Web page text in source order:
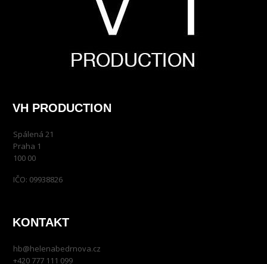
VH PRODUCTION
Spálená 21
Praha 1
100 00
IČO: 09938826
KONTAKT
hb@helenabedrnova.cz
+420 777 111 099